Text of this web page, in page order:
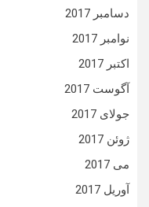
دسامبر 2017
نوامبر 2017
اکتبر 2017
آگوست 2017
جولای 2017
ژوئن 2017
می 2017
آوریل 2017